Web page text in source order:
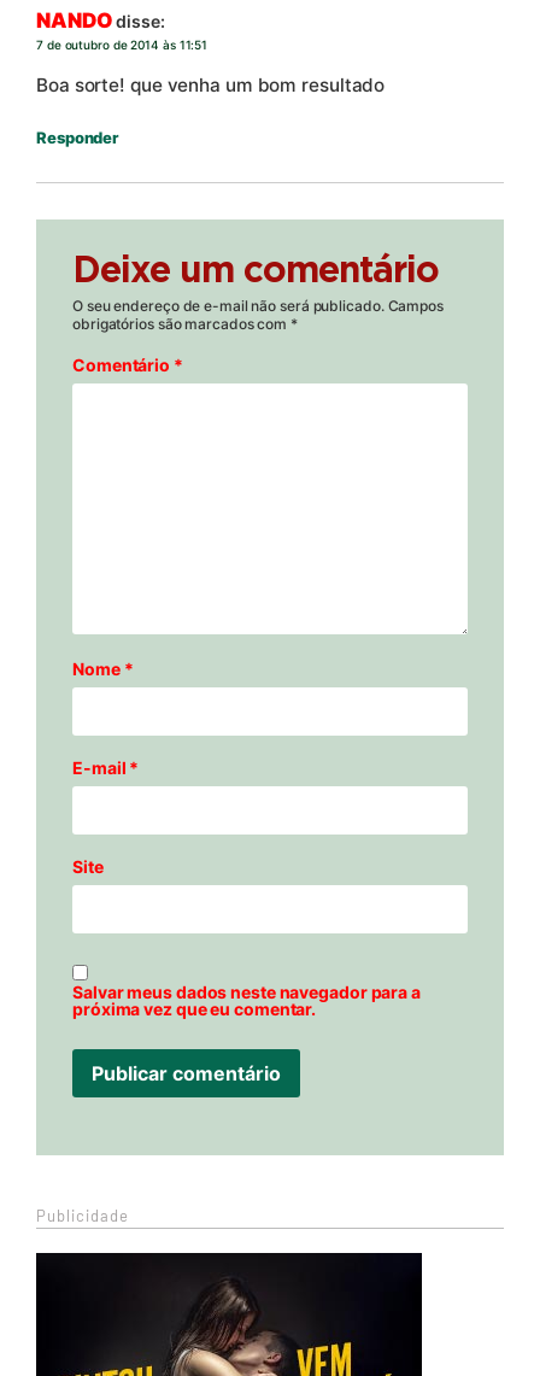
NANDO disse:
7 de outubro de 2014 às 11:51
Boa sorte! que venha um bom resultado
Responder
Deixe um comentário
O seu endereço de e-mail não será publicado. Campos
obrigatórios são marcados com *
Comentário *
Nome *
E-mail *
Site
Salvar meus dados neste navegador para a
próxima vez que eu comentar.
Publicidade